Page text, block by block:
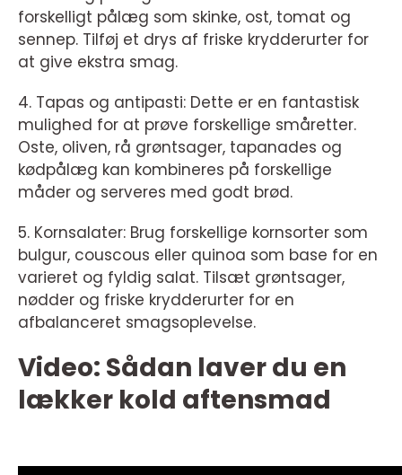
forskelligt pålæg som skinke, ost, tomat og
sennep. Tilføj et drys af friske krydderurter for
at give ekstra smag.
4. Tapas og antipasti: Dette er en fantastisk
mulighed for at prøve forskellige småretter.
Oste, oliven, rå grøntsager, tapanades og
kødpålæg kan kombineres på forskellige
måder og serveres med godt brød.
5. Kornsalater: Brug forskellige kornsorter som
bulgur, couscous eller quinoa som base for en
varieret og fyldig salat. Tilsæt grøntsager,
nødder og friske krydderurter for en
afbalanceret smagsoplevelse.
Video: Sådan laver du en
lækker kold aftensmad